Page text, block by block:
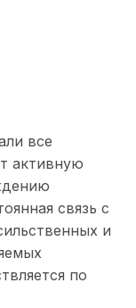
все
активную
связь с
и
по